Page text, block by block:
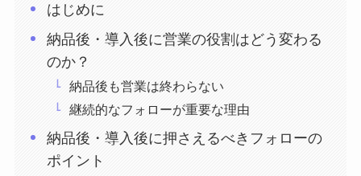
はじめに
納品後・導入後に営業の役割はどう変わる
のか？
納品後も営業は終わらない
継続的なフォローが重要な理由
納品後・導入後に押さえるべきフォローの
ポイント